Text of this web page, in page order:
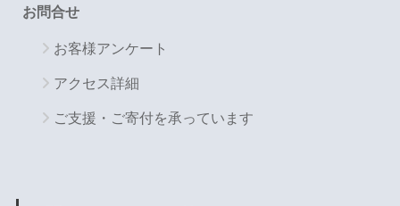
お問合せ
お客様アンケート
アクセス詳細
ご支援・ご寄付を承っています